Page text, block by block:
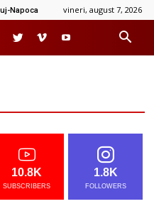
Napoca vineri, august 7, 2026
10.8K
SUBSCRIBERS
1.8K
FOLLOWERS